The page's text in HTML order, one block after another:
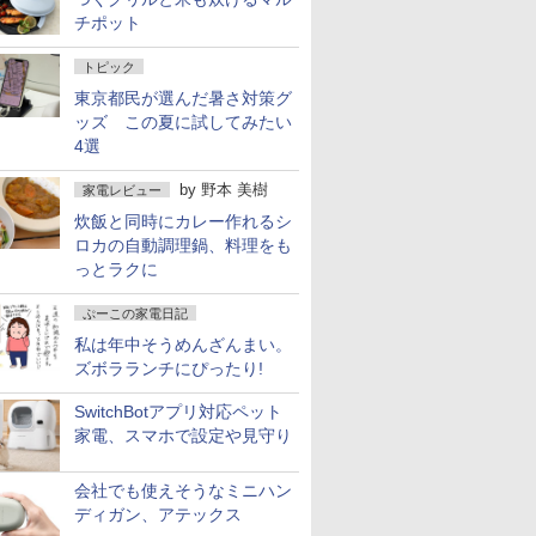
チポット
トピック
東京都民が選んだ暑さ対策グ
ッズ この夏に試してみたい
4選
家電レビュー by 野本 美樹
炊飯と同時にカレー作れるシ
ロカの自動調理鍋、料理をも
っとラクに
ぷーこの家電日記
私は年中そうめんざんまい。
ズボラランチにぴったり!
SwitchBotアプリ対応ペット
家電、スマホで設定や見守り
会社でも使えそうなミニハン
ディガン、アテックス